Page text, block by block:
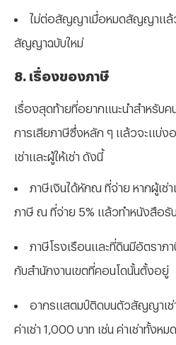
ไม่ต่อสัญญาเมื่อหมดสัญญาแล้
สัญญาฉบับใหม่
8. เรื่องของภาษี
เรื่องสุดท้ายที่อยากแนะนำสำหรับ
การเสียภาษีซึ่งหลัก ๆ แล้วจะแบ่ง
เช่าและผู้ให้เช่า ดังนี้
ภาษีเงินได้หักณ ที่จ่าย หากผู้เช่
ภาษี ณ ที่จ่าย 5% แล้วทำหนังสือรั
ภาษีโรงเรือนและที่ดินมีอัตราภ
กับสำนักงานเขตที่คอนโดนั้นตั้งอยู่
อากรแสตมป์ติดบนตัวสัญญาเช่
ค่าเช่า 1,000 บาท เช่น ค่าเช่าทั้งห